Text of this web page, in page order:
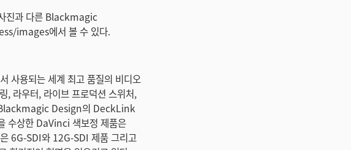
진과 다른 Blackmagic
images에서 볼 수 있다.
사용되는 세계 최고 품질의 비디오
, 라우터, 라이브 프로덕션 스위처,
Blackmagic Design의 DeckLink
수상한 DaVinci 색보정 제품은
6G-SDI와 12G-SDI 제품 그리고